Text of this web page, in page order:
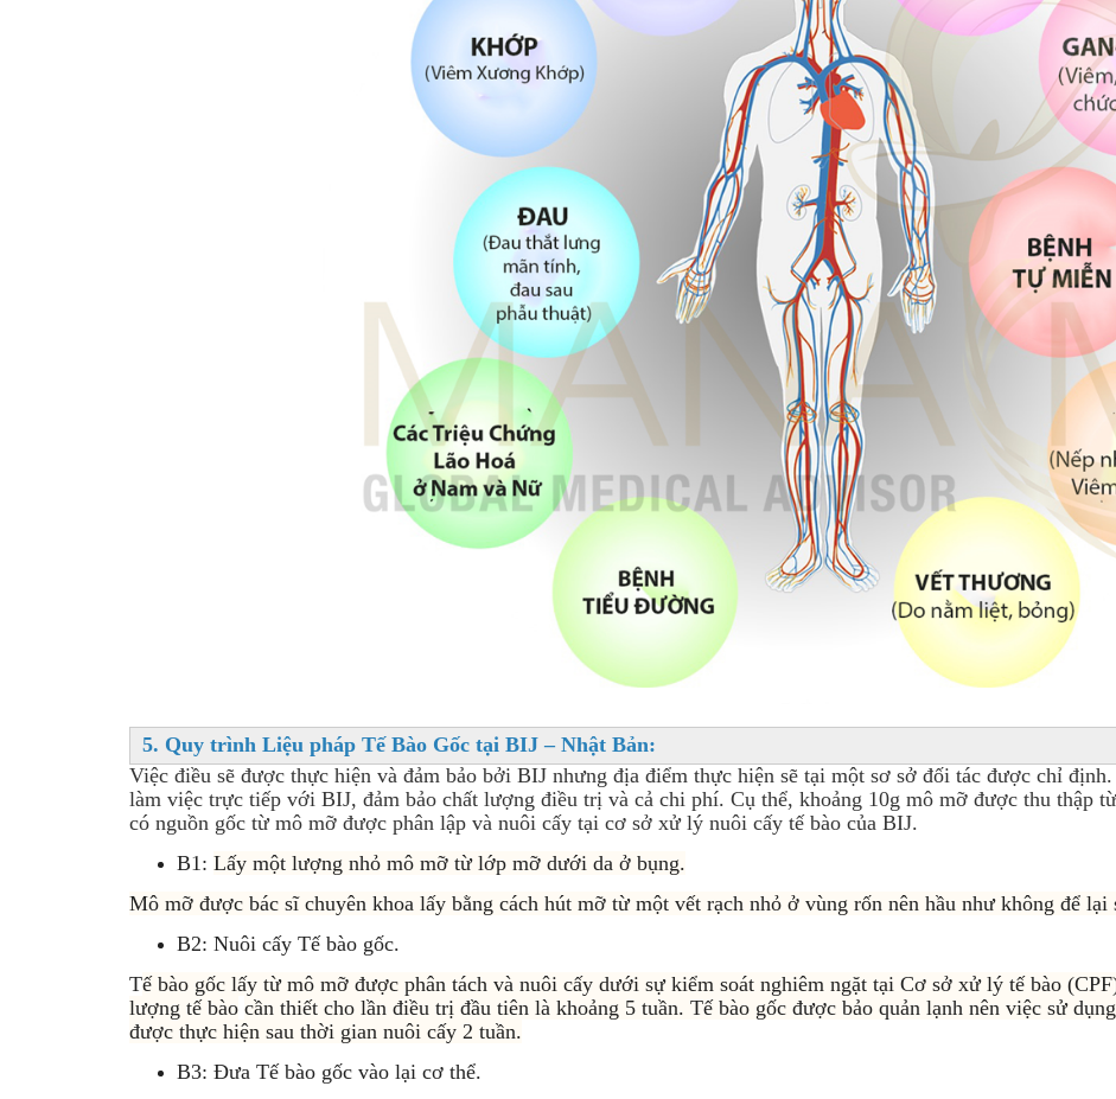
5. Quy trình Liệu pháp Tế Bào Gốc tại BIJ – Nhật Bản:
Việc điều sẽ được thực hiện và đảm bảo bởi BIJ nhưng địa điểm thực hiện sẽ tại một sơ sở đối tác được chỉ
làm việc trực tiếp với BIJ, đảm bảo chất lượng điều trị và cả chi phí. Cụ thể, khoảng 10g mô mỡ được thu thập
có nguồn gốc từ mô mỡ được phân lập và nuôi cấy tại cơ sở xử lý nuôi cấy tế bào của BIJ.
B1: Lấy một lượng nhỏ mô mỡ từ lớp mỡ dưới da ở bụng.
Mô mỡ được bác sĩ chuyên khoa lấy bằng cách hút mỡ từ một vết rạch nhỏ ở vùng rốn nên hầu như không để lại
B2: Nuôi cấy Tế bào gốc.
Tế bào gốc lấy từ mô mỡ được phân tách và nuôi cấy dưới sự kiểm soát nghiêm ngặt tại Cơ sở xử lý tế bào
lượng tế bào cần thiết cho lần điều trị đầu tiên là khoảng 5 tuần. Tế bào gốc được bảo quản lạnh nên việc sử
được thực hiện sau thời gian nuôi cấy 2 tuần.
B3: Đưa Tế bào gốc vào lại cơ thể.